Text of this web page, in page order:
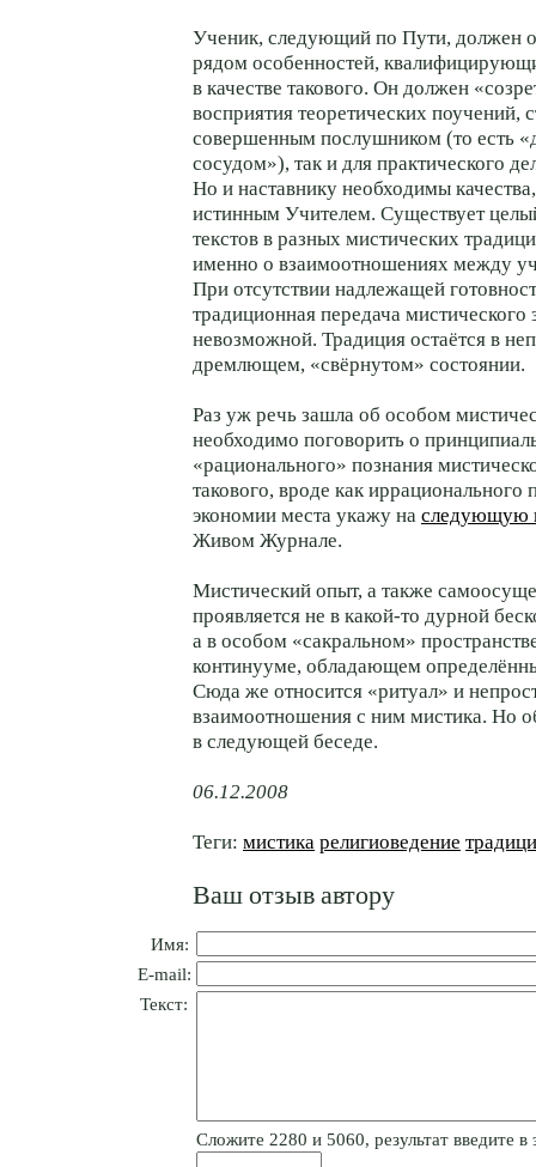
Ученик, следующий по Пути, должен
рядом особенностей,
в качестве такового. Он должен
восприятия теоретических поучений,
совершенным послушником (то есть
сосудом»), так и для практического
Но и наставнику необходимы
истинным Учителем. Существует
текстов в разных мистических
именно о взаимоотношениях между
При отсутствии надлежащей
традиционная передача мистического
невозможной. Традиция остаётся в
дремлющем, «свёрнутом» состоянии.
Раз уж речь зашла об особом
необходимо поговорить о
«рационального» познания
такового, вроде как
экономии места укажу на следующую
Живом Журнале.
Мистический опыт, а также
проявляется не в какой-то дурной
а в особом «сакральном»
континууме, обладающeм
Сюда же относится «ритуал» и
взаимоотношения с ним мистика. Но
в следующей беседе.
06.12.2008
Теги: мистика религиоведение
Ваш отзыв автору
Имя:
E-mail:
Текст:
Cлoжитe 2280 и 5060, результат введите в